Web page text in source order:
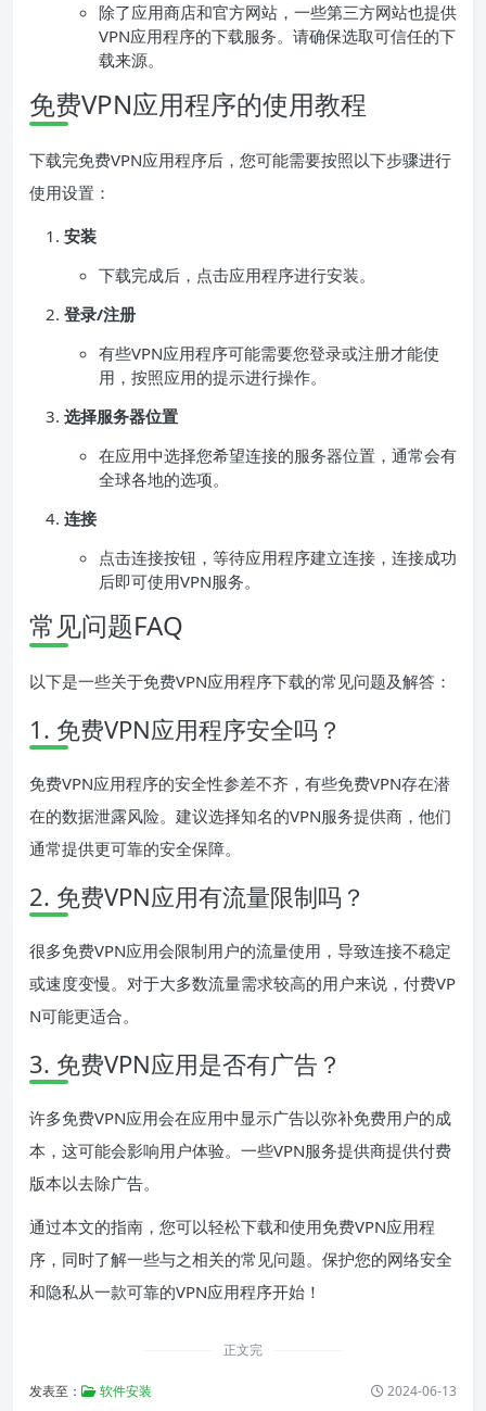
除了应用商店和官方网站，一些第三方网站也提供
VPN应用程序的下载服务。请确保选取可信任的下
载来源。
免费VPN应用程序的使用教程
下载完免费VPN应用程序后，您可能需要按照以下步骤进行
使用设置：
安装
下载完成后，点击应用程序进行安装。
登录/注册
有些VPN应用程序可能需要您登录或注册才能使
用，按照应用的提示进行操作。
选择服务器位置
在应用中选择您希望连接的服务器位置，通常会有
全球各地的选项。
连接
点击连接按钮，等待应用程序建立连接，连接成功
后即可使用VPN服务。
常见问题FAQ
以下是一些关于免费VPN应用程序下载的常见问题及解答：
1. 免费VPN应用程序安全吗？
免费VPN应用程序的安全性参差不齐，有些免费VPN存在潜
在的数据泄露风险。建议选择知名的VPN服务提供商，他们
通常提供更可靠的安全保障。
2. 免费VPN应用有流量限制吗？
很多免费VPN应用会限制用户的流量使用，导致连接不稳定
或速度变慢。对于大多数流量需求较高的用户来说，付费VP
N可能更适合。
3. 免费VPN应用是否有广告？
许多免费VPN应用会在应用中显示广告以弥补免费用户的成
本，这可能会影响用户体验。一些VPN服务提供商提供付费
版本以去除广告。
通过本文的指南，您可以轻松下载和使用免费VPN应用程
序，同时了解一些与之相关的常见问题。保护您的网络安全
和隐私从一款可靠的VPN应用程序开始！
正文完
发表至： 软件安装 2024-06-13